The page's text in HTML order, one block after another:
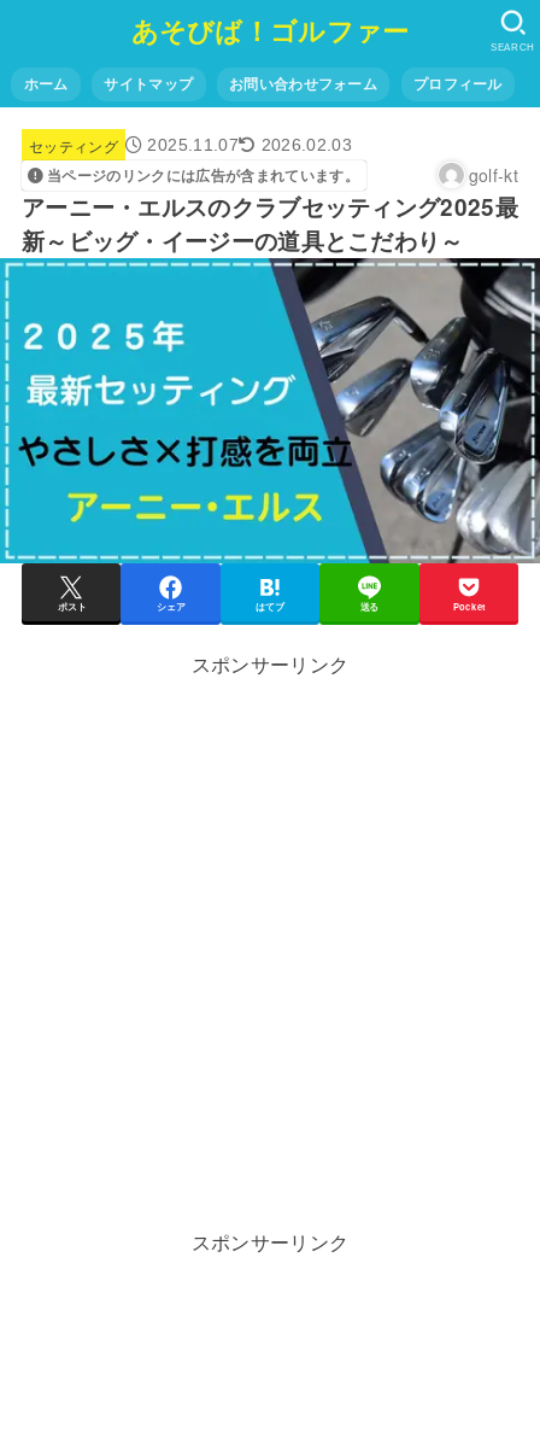
あそびば！ゴルファー
ホーム サイトマップ お問い合わせフォーム プロフィール
SEARCH
セッティング 2025.11.07 2026.02.03
当ページのリンクには広告が含まれています。 golf-kt
アーニー・エルスのクラブセッティング2025最
新～ビッグ・イージーの道具とこだわり～
ポスト シェア はてブ 送る Pocket
スポンサーリンク
スポンサーリンク